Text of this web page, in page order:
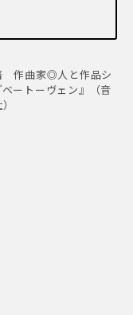
作曲家◎人と作品シ
ベートーヴェン』（音